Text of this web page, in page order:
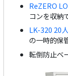
ReZERO
コンを収納
LK-320 20
の一時的保
転倒防止ベ